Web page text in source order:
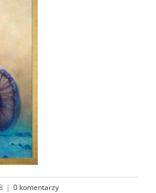
| 0 komentarzy